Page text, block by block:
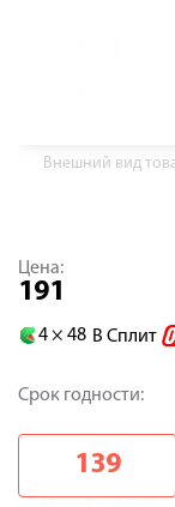
Внешний вид
Цена:
191
4 × 48 В Сплит
Срок годности:
139